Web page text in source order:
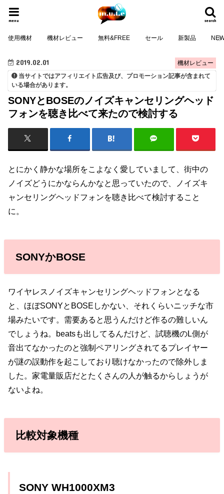
search
menu
使用機材 機材レビュー 無料&FREE セール 新製品
機材レビュー
2019.02.01
当サイトではアフィリエイト広告及び、プロモーション記事が含まれて
いる場合があります。
SONYとBOSEのノイズキャンセリングヘッド
フォンを聴き比べて来たので検討する
とにかく静かな場所をこよなく愛していまして、街中の
ノイズどうにかならんかなと思っていたので、ノイズキ
ャンセリングヘッドフォンを聴き比べて検討すること
に。
SONYかBOSE
ワイヤレスノイズキャンセリングヘッドフォンとなる
と、ほぼSONYとBOSEしかない、それくらいニッチな市
場みたいです。需要あると思うんだけど作るの難しいん
でしょうね。beatsも出してるんだけど、試聴機のL側が
音出てなかったのと強制ペアリングされてるプレイヤー
が謎の誤動作を起こしており聴けなかったので除外しま
した。家電量販店だとたくさんの人が触るからしょうが
ないよね。
比較対象機種
SONY WH1000XM3